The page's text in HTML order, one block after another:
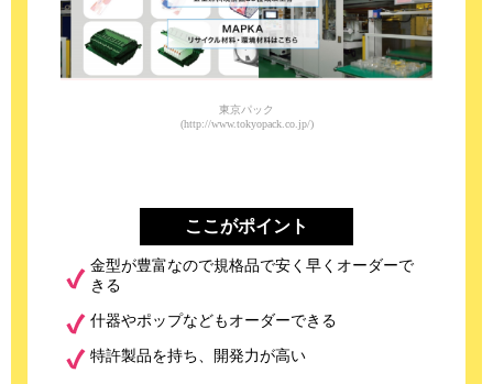
東京パック
(http://www.tokyopack.co.jp/)
ここがポイント
金型が豊富なので規格品で安く早くオーダーで
きる
什器やポップなどもオーダーできる
特許製品を持ち、開発力が高い